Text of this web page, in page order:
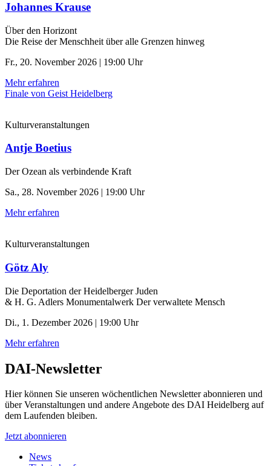
Johannes Krause
Über den Horizont
Die Reise der Menschheit über alle Grenzen hinweg
Fr., 20. November 2026 | 19:00 Uhr
Mehr erfahren
Finale von Geist Heidelberg
Kulturveranstaltungen
Antje Boetius
Der Ozean als verbindende Kraft
Sa., 28. November 2026 | 19:00 Uhr
Mehr erfahren
Kulturveranstaltungen
Götz Aly
Die Deportation der ­Heidelberger Juden
& H. G. Adlers Monumentalwerk Der verwaltete Mensch
Di., 1. Dezember 2026 | 19:00 Uhr
Mehr erfahren
DAI-Newsletter
Hier können Sie unseren wöchentlichen Newsletter abonnieren und
über Veranstaltungen und andere Angebote des DAI Heidelberg auf
dem Laufenden bleiben.
Jetzt abonnieren
News